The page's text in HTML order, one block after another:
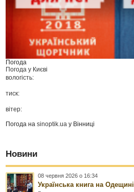
Погода
Погода у Києві
вологість:
тиск:
вітер:
Погода наsinoptik.ua у Вінниці
Новини
08 червня 2026 о 16:34
Українська книга на Одещині